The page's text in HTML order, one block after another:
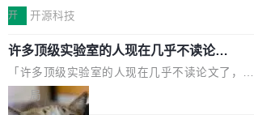
页面的文本，然后把文本丢给大模型，再返回一
段回答。仅此而已。 这当然有用，但总觉得差点
意思。比如我在一个后台管理系统里，需要填50
个表单字段，每个字段还有联动逻辑；比如我
想...
与80PLUS钛金能效；支持ATX 3.1与PCIe 5.1
规范，结合服务器级元件、完善供电线材与内置
实时LCD监控屏，可充分满足当下高阶PC主机
的严苛使用需求。 澎湃功率，紧凑机身 钛金雕1
600PG5 AI TOP具备强悍输出功率，同时实现
机身尺寸大幅精简。整机长度仅16厘米，属于同
的价值重构。全球全案品牌代理机构市场从2025
复合增长率达5.44%,预计2032年将突破120亿美
元。数字广告与公共关系相关服务市场更是从20
25年的8463亿美元扩张至2026年的8763亿美
元。数字的背后是一个清晰的事实——品牌对专
开 开源科技
许多顶级实验室的人现在几乎不读论文
了
「许多顶级实验室的人现在几乎不读论文了，而
且他们认为 ICLR/ICML/NeurIPS 充斥着大量过
度宣传和欺诈。」 OpenAI 研究员 Keller Jorda
局